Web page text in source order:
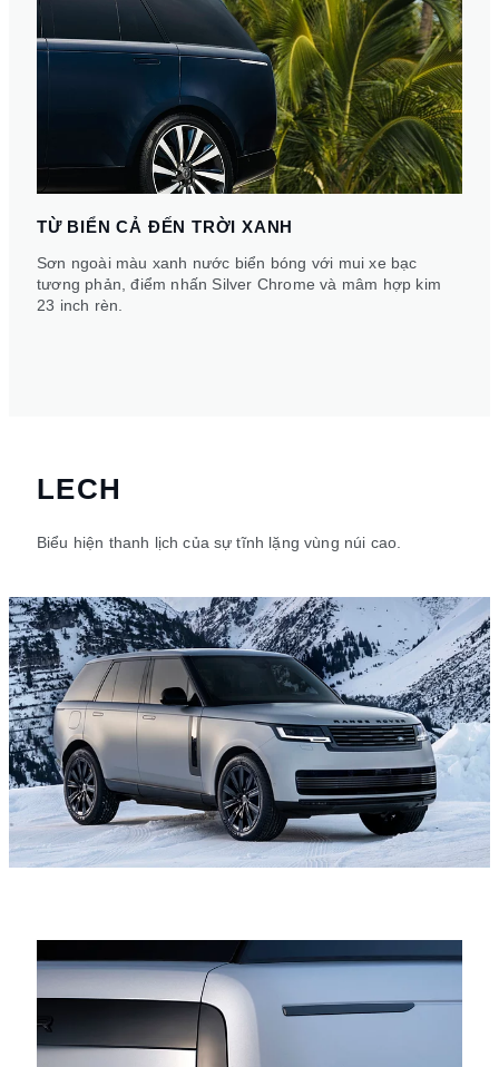
TỪ BIỂN CẢ ĐẾN TRỜI XANH
Sơn ngoài màu xanh nước biển bóng với mui xe bạc
tương phản, điểm nhấn Silver Chrome và mâm hợp kim
23 inch rèn.
LECH
Biểu hiện thanh lịch của sự tĩnh lặng vùng núi cao.